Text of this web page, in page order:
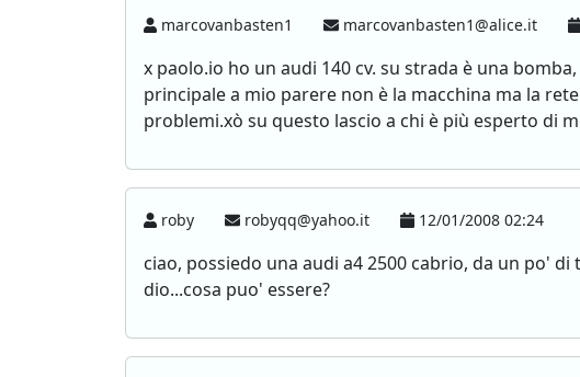
marcovanbasten1 marcovanbasten1@alice.it
x paolo.io ho un audi 140 cv. su strada è una
principale a mio parere non è la macchina ma la
problemi.xò su questo lascio a chi è più esperto di
roby robyqq@yahoo.it 12/01/2008 02:24
ciao, possiedo una audi a4 2500 cabrio, da un po'
dio...cosa puo' essere?